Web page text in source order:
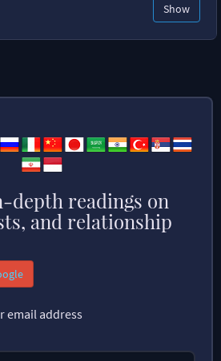
Show
depth readings on
and relationship
email address